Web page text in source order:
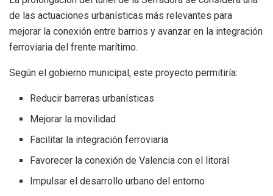
de las actuaciones urbanísticas más relevantes para
mejorar la conexión entre barrios y avanzar en la integración
ferroviaria del frente marítimo.
Según el gobierno municipal, este proyecto permitiría:
Reducir barreras urbanísticas
Mejorar la movilidad
Facilitar la integración ferroviaria
Favorecer la conexión de Valencia con el litoral
Impulsar el desarrollo urbano del entorno